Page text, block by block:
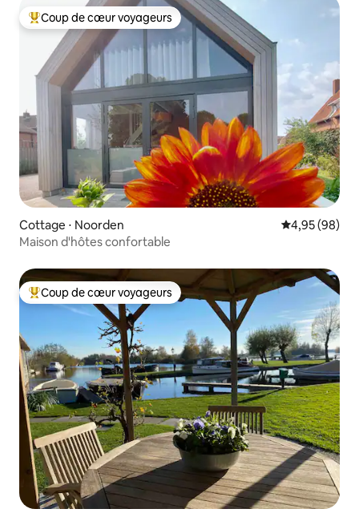
Coups de cœur voyageurs les plus appréciés
Coup de cœur voyageurs
Cottage ⋅ Noorden Évaluation
4,95 (98)
Maison d'hôtes confortable
Coups de cœur voyageurs les plus appréciés
Coup de cœur voyageurs